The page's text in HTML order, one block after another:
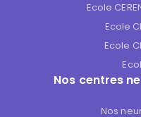
Ecole
Ecole
Ecole
Nos centres
Nos